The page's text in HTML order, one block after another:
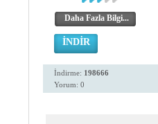
Daha Fazla Bilgi...
İNDİR
İndirme: 198666
Yorum: 0